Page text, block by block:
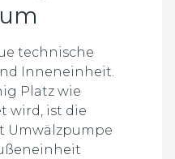
technische
Inneneinheit.
Platz wie
wird, ist die
Umwälzpumpe